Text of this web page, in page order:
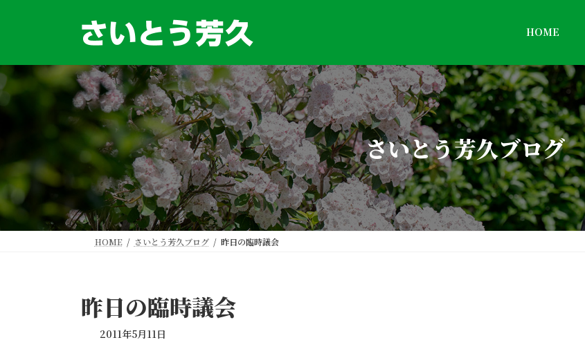
ツ
へ
ス
シ
ョ
ン
HOME
さいとう芳久ブログ
HOME さいとう芳久ブログ 昨日の臨時議会
昨日の臨時議会
2011年5月11日